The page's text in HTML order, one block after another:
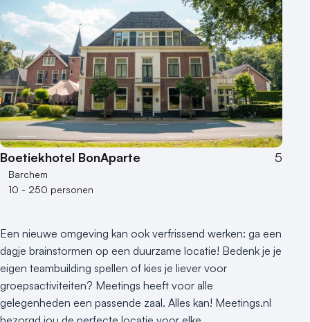
Boetiekhotel BonAparte 5
Barchem
10 - 250 personen
Een nieuwe omgeving kan ook verfrissend werken: ga een
dagje brainstormen op een duurzame locatie! Bedenk je je
eigen teambuilding spellen of kies je liever voor
groepsactiviteiten? Meetings heeft voor alle
gelegenheden een passende zaal. Alles kan! Meetings.nl